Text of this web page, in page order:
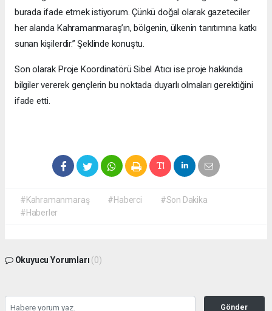
burada ifade etmek istiyorum. Çünkü doğal olarak gazeteciler
her alanda Kahramanmaraş’ın, bölgenin, ülkenin tanıtımına katkı
sunan kişilerdir.” Şeklinde konuştu.
Son olarak Proje Koordinatörü Sibel Atıcı ise proje hakkında
bilgiler vererek gençlerin bu noktada duyarlı olmaları gerektiğini
ifade etti.
#Kahramanmaraş #Haberci
#Son Dakika
#Haberler
Okuyucu Yorumları (0)
Gönder